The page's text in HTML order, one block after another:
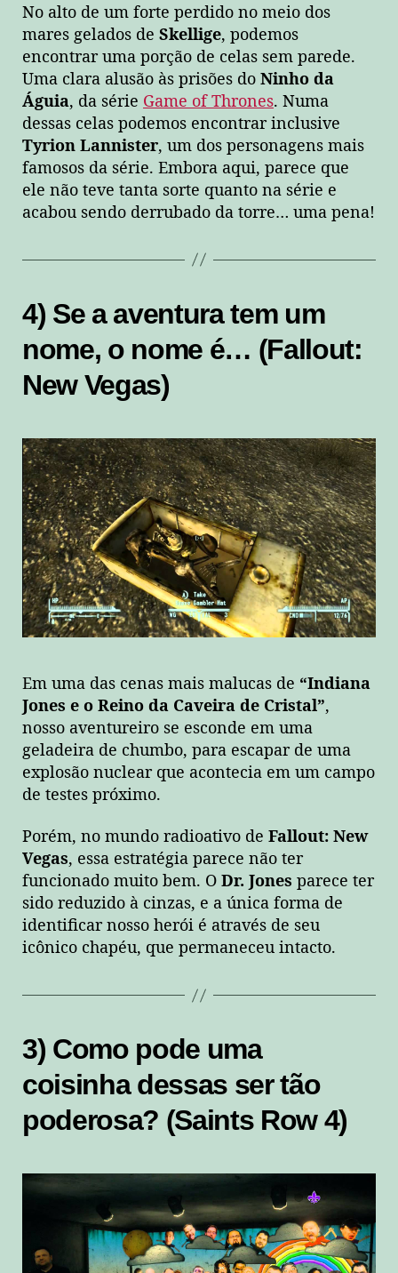
No alto de um forte perdido no meio dos
mares gelados de Skellige, podemos
encontrar uma porção de celas sem parede.
Uma clara alusão às prisões do Ninho da
Águia, da série Game of Thrones. Numa
dessas celas podemos encontrar inclusive
Tyrion Lannister, um dos personagens mais
famosos da série. Embora aqui, parece que
ele não teve tanta sorte quanto na série e
acabou sendo derrubado da torre… uma pena!
4) Se a aventura tem um
nome, o nome é… (Fallout:
New Vegas)
Em uma das cenas mais malucas de “Indiana
Jones e o Reino da Caveira de Cristal”,
nosso aventureiro se esconde em uma
geladeira de chumbo, para escapar de uma
explosão nuclear que acontecia em um campo
de testes próximo.
Porém, no mundo radioativo de Fallout: New
Vegas, essa estratégia parece não ter
funcionado muito bem. O Dr. Jones parece ter
sido reduzido à cinzas, e a única forma de
identificar nosso herói é através de seu
icônico chapéu, que permaneceu intacto.
3) Como pode uma
coisinha dessas ser tão
poderosa? (Saints Row 4)